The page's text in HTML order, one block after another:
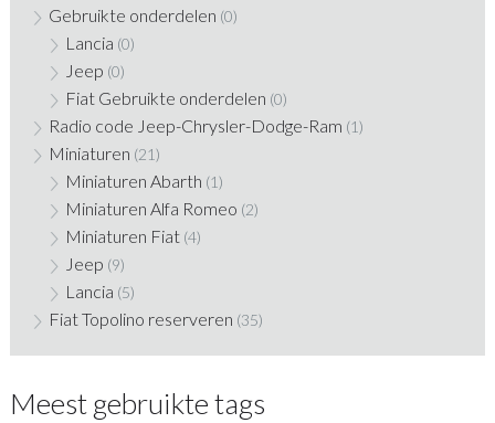
Gebruikte onderdelen (0)
Lancia (0)
Jeep (0)
Fiat Gebruikte onderdelen (0)
Radio code Jeep-Chrysler-Dodge-Ram (1)
Miniaturen (21)
Miniaturen Abarth (1)
Miniaturen Alfa Romeo (2)
Miniaturen Fiat (4)
Jeep (9)
Lancia (5)
Fiat Topolino reserveren (35)
Meest gebruikte tags